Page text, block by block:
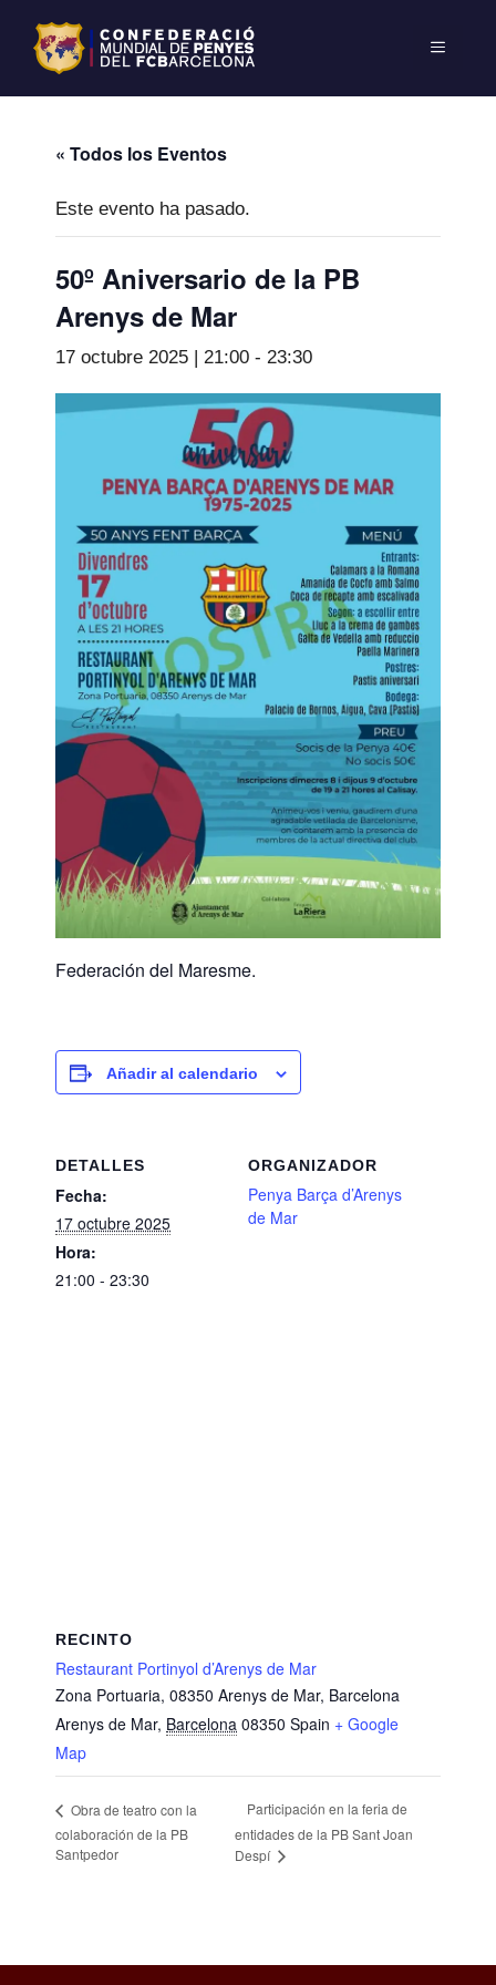
« Todos los Eventos
Este evento ha pasado.
50º Aniversario de la PB
Arenys de Mar
17 octubre 2025 | 21:00 - 23:30
Federación del Maresme.
Añadir al calendario
DETALLES
Fecha:
17 octubre 2025
Hora:
21:00 - 23:30
ORGANIZADOR
Penya Barça d’Arenys
de Mar
RECINTO
Restaurant Portinyol d’Arenys de Mar
Zona Portuaria, 08350 Arenys de Mar, Barcelona
Arenys de Mar, Barcelona 08350 Spain + Google
Map
Obra de teatro con la
colaboración de la PB
Santpedor
Participación en la feria de
entidades de la PB Sant Joan
Despí